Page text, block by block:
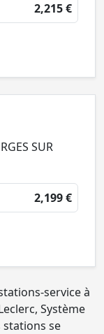
2,215 €
SUR
2,199 €
service à
Système
stations se